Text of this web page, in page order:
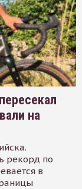
на
рекорд по
в